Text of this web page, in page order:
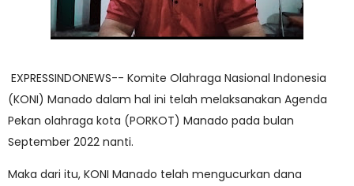
EXPRESSINDONEWS-- Komite Olahraga Nasional Indonesia
(KONI) Manado dalam hal ini telah melaksanakan Agenda
Pekan olahraga kota (PORKOT) Manado pada bulan
September 2022 nanti.
Maka dari itu, KONI Manado telah mengucurkan dana